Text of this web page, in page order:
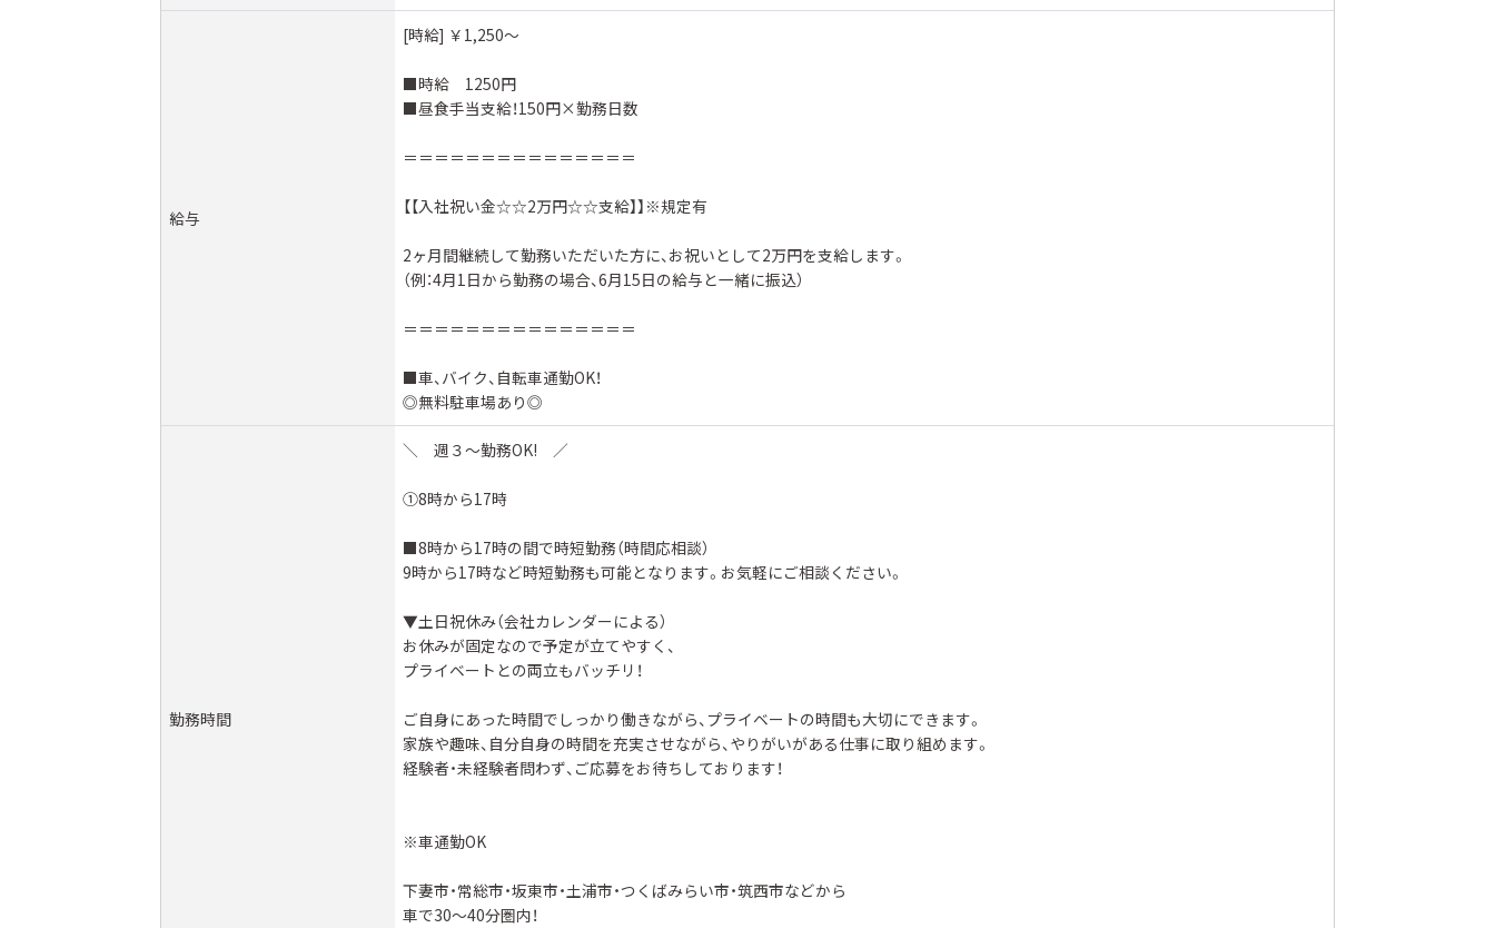
給与
[時給] ￥1,250〜
■時給 1250円
■昼食手当支給！150円×勤務日数
＝＝＝＝＝＝＝＝＝＝＝＝＝＝＝
【【入社祝い金☆☆2万円☆☆支給】】※規定有
2ヶ月間継続して勤務いただいた方に、お祝いとして2万円を支給します。
（例：4月1日から勤務の場合、6月15日の給与と一緒に振込）
＝＝＝＝＝＝＝＝＝＝＝＝＝＝＝
■車、バイク、自転車通勤OK！
◎無料駐車場あり◎
勤務時間
＼ 週３～勤務OK! ／
①8時から17時
■8時から17時の間で時短勤務（時間応相談）
9時から17時など時短勤務も可能となります。お気軽にご相談ください。
▼土日祝休み（会社カレンダーによる）
お休みが固定なので予定が立てやすく、
プライベートとの両立もバッチリ！
ご自身にあった時間でしっかり働きながら、プライベートの時間も大切にできます。
家族や趣味、自分自身の時間を充実させながら、やりがいがある仕事に取り組めます。
経験者・未経験者問わず、ご応募をお待ちしております！
※車通勤OK
下妻市・常総市・坂東市・土浦市・つくばみらい市・筑西市などから
車で30〜40分圏内！